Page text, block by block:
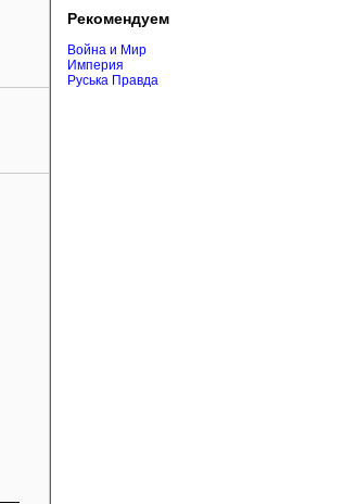
Рекомендуем
Война и Мир
Империя
Руська Правда